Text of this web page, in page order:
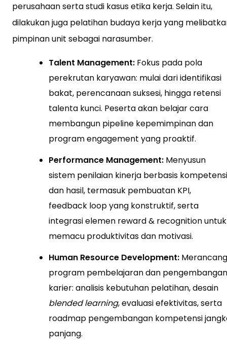
perusahaan serta studi kasus etika kerja. Selain itu,
dilakukan juga pelatihan budaya kerja yang
pimpinan unit sebagai narasumber.
Talent Management: Fokus pada pola
perekrutan karyawan: mulai dari identifikasi
bakat, perencanaan suksesi, hingga retensi
talenta kunci. Peserta akan belajar cara
membangun pipeline kepemimpinan dan
program engagement yang proaktif.
Performance Management: Menyusun
sistem penilaian kinerja berbasis kompetensi
dan hasil, termasuk pembuatan KPI,
feedback loop yang konstruktif, serta
integrasi elemen reward & recognition untuk
memacu produktivitas dan motivasi.
Human Resource Development: Merancang
program pembelajaran dan pengembangan
karier: analisis kebutuhan pelatihan, desain
blended learning, evaluasi efektivitas, serta
roadmap pengembangan kompetensi
panjang.